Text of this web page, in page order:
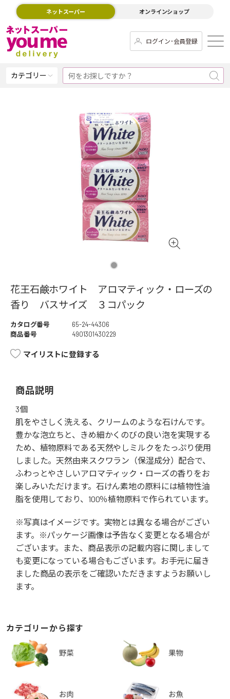
ネットスーパー オンラインショップ
ログイン･会員登録
カテゴリー
花王石鹸ホワイト アロマティック・ローズの
香り バスサイズ ３コパック
カタログ番号
65-24-44306
商品番号
4901301430229
マイリストに登録する
商品説明
3個
肌をやさしく洗える、クリームのような石けんです。
豊かな泡立ちと、きめ細かくのびの良い泡を実現する
ため、植物原料である天然やしミルクをたっぷり使用
しました。天然由来スクワラン（保湿成分）配合で、
ふわっとやさしいアロマティック・ローズの香りをお
楽しみいただけます。石けん素地の原料には植物性油
脂を使用しており、100％植物原料で作られています。
※写真はイメージです。実物とは異なる場合がござい
ます。※パッケージ画像は予告なく変更となる場合が
ございます。また、商品表示の記載内容に関しまして
も変更になっている場合もございます。お手元に届き
ました商品の表示をご確認いただきますようお願いし
ます。
カテゴリーから探す